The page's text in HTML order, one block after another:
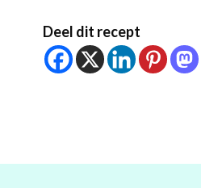
Deel dit recept